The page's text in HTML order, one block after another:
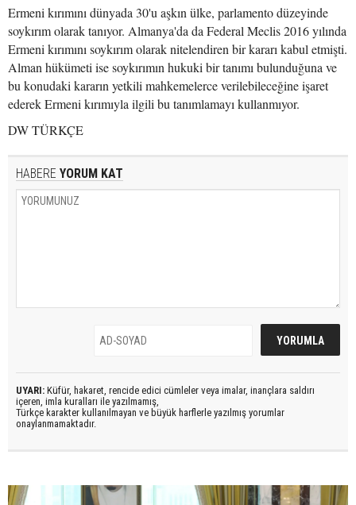
Ermeni kırımını dünyada 30'u aşkın ülke, parlamento düzeyinde
soykırım olarak tanıyor. Almanya'da da Federal Meclis 2016 yılında
Ermeni kırımını soykırım olarak nitelendiren bir kararı kabul etmişti.
Alman hükümeti ise soykırımın hukuki bir tanımı bulunduğuna ve
bu konudaki kararın yetkili mahkemelerce verilebileceğine işaret
ederek Ermeni kırımıyla ilgili bu tanımlamayı kullanmıyor.
DW TÜRKÇE
HABERE YORUM KAT
UYARI: Küfür, hakaret, rencide edici cümleler veya imalar, inançlara saldırı
içeren, imla kuralları ile yazılmamış,
Türkçe karakter kullanılmayan ve büyük harflerle yazılmış yorumlar
onaylanmamaktadır.